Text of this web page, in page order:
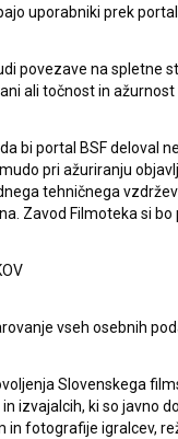
stopite v stik z
uporabniki prek
povezave na spletne
ali točnost in ažurnost
bi portal BSF deloval
pri ažuriranju
tehničnega
Zavod Filmoteka si
vseh osebnih
Slovenskega
izvajalcih, ki so javno
in fotografije igralcev,